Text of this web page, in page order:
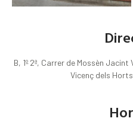
B, 1º 2ª, Carrer de Mossèn
Vicenç dels